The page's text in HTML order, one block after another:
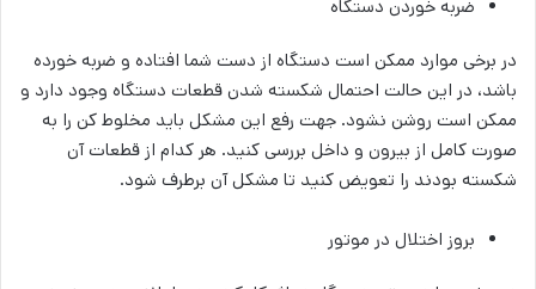
ضربه خوردن دستگاه
در برخی موارد ممکن است دستگاه از دست شما افتاده و ضربه خورده
باشد، در این حالت احتمال شکسته شدن قطعات دستگاه وجود دارد و
ممکن است روشن نشود. جهت رفع این مشکل باید مخلوط کن را به
صورت کامل از بیرون و داخل بررسی کنید. هر کدام از قطعات آن
شکسته بودند را تعویض کنید تا مشکل آن برطرف شود.
بروز اختلال در موتور